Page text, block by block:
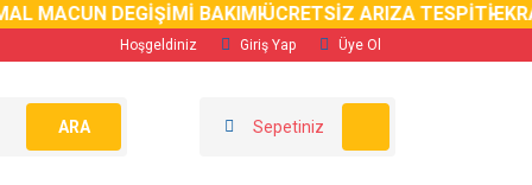
MACUN DEGİŞİMİ BAKIMIÜCRETSİZ ARIZA TESPİTİ
Hoşgeldiniz Giriş Yap Üye Ol
ARA Sepetiniz